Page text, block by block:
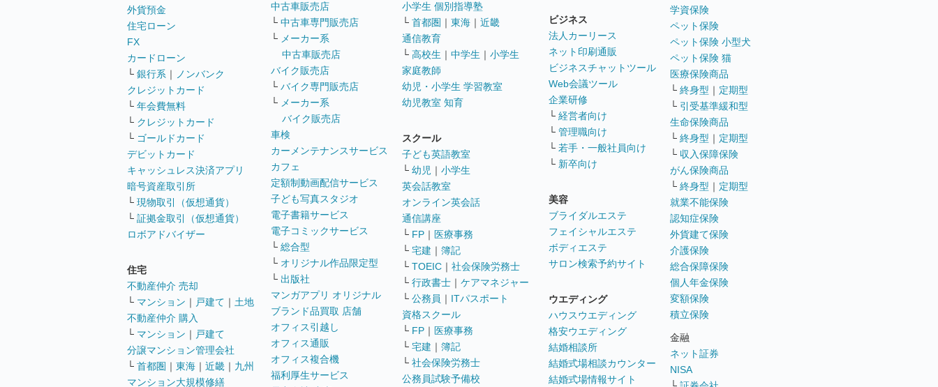
外貨預金
住宅ローン
FX
カードローン
└ 銀行系 ｜
ノンバンク
クレジットカード
└ 年会費無料
└ クレジットカード
└ ゴールドカード
デビットカード
キャッシュレス決済アプリ
暗号資産取引所
└ 現物取引（仮想通貨）
└ 証拠金取引（仮想通貨）
ロボアドバイザー
住宅
不動産仲介 売却
└ マンション ｜ 戸建て ｜ 土地
不動産仲介 購入
└ マンション ｜ 戸建て
分譲マンション管理会社
└ 首都圏 ｜ 東海 ｜ 近畿 ｜ 九州
マンション大規模修繕
中古車販売店
└ 中古車専門販売店
└ メーカー系
中古車販売店
バイク販売店
└ バイク専門販売店
└ メーカー系
バイク販売店
車検
カーメンテナンスサービス
カフェ
定額制動画配信サービス
子ども写真スタジオ
電子書籍サービス
電子コミックサービス
└ 総合型
└ オリジナル作品限定型
└ 出版社
マンガアプリ オリジナル
ブランド品買取 店舗
オフィス引越し
オフィス通販
オフィス複合機
福利厚生サービス
小学生 個別指導塾
└ 首都圏 ｜ 東海 ｜ 近畿
通信教育
└ 高校生 ｜ 中学生 ｜ 小学生
家庭教師
幼児・小学生 学習教室
幼児教室 知育
スクール
子ども英語教室
└ 幼児 ｜ 小学生
英会話教室
オンライン英会話
通信講座
└ FP ｜ 医療事務
└ 宅建 ｜ 簿記
└ TOEIC ｜ 社会保険労務士
└ 行政書士 ｜ ケアマネジャー
└ 公務員 ｜ ITパスポート
資格スクール
└ FP ｜ 医療事務
└ 宅建 ｜ 簿記
└ 社会保険労務士
公務員試験予備校
ビジネス
法人カーリース
ネット印刷通販
ビジネスチャットツール
Web会議ツール
企業研修
└ 経営者向け
└ 管理職向け
└ 若手・一般社員向け
└ 新卒向け
美容
ブライダルエステ
フェイシャルエステ
ボディエステ
サロン検索予約サイト
ウエディング
ハウスウエディング
格安ウエディング
結婚相談所
結婚式場相談カウンター
結婚式場情報サイト
学資保険
ペット保険
ペット保険 小型犬
ペット保険 猫
医療保険商品
└ 終身型 ｜ 定期型
└ 引受基準緩和型
生命保険商品
└ 終身型 ｜ 定期型
└ 収入保障保険
がん保険商品
└ 終身型 ｜ 定期型
就業不能保険
認知症保険
外貨建て保険
介護保険
総合保障保険
個人年金保険
変額保険
積立保険
金融
ネット証券
NISA